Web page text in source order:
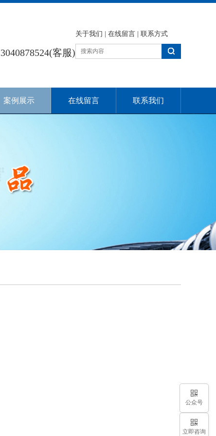
客服)
关于我们 在线留言 联系方式
案例展示 在线留言 联系我们
公众号
立即咨询